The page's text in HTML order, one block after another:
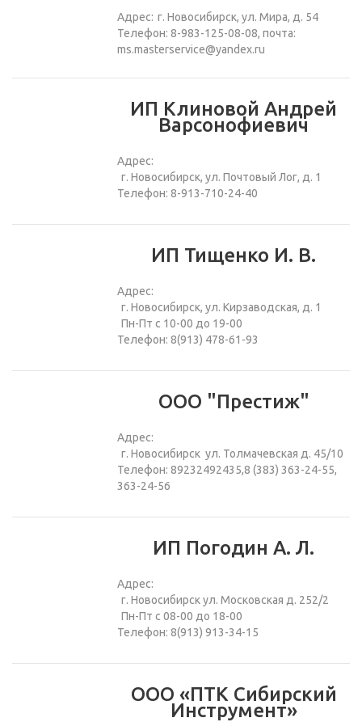
Адрес: г. Новосибирск, ул. Мира, д. 54
Телефон: 8-983-125-08-08, почта:
ms.masterservice@yandex.ru
ИП Клиновой Андрей
Варсонофиевич
Адрес:
г. Новосибирск, ул. Почтовый Лог, д. 1
Телефон: 8-913-710-24-40
ИП Тищенко И. В.
Адрес:
г. Новосибирск, ул. Кирзаводская, д. 1
Пн-Пт с 10-00 до 19-00
Телефон: 8(913) 478-61-93
ООО "Престиж"
Адрес:
г. Новосибирск ул. Толмачевская д. 45/10
Телефон: 89232492435,8 (383) 363-24-55,
363-24-56
ИП Погодин А. Л.
Адрес:
г. Новосибирск ул. Московская д. 252/2
Пн-Пт с 08-00 до 18-00
Телефон: 8(913) 913-34-15
ООО «ПТК Сибирский
Инструмент»